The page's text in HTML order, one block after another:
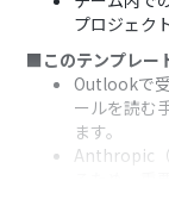
プロジェク
■このテンプレー
Outlookで
ールを読む
ます。
Anthropic